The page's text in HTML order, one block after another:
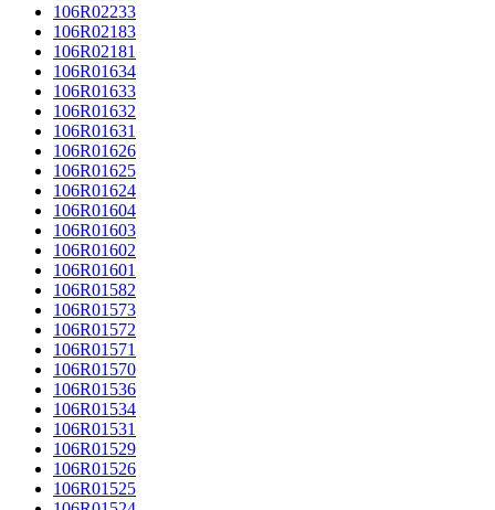
106R02233
106R02183
106R02181
106R01634
106R01633
106R01632
106R01631
106R01626
106R01625
106R01624
106R01604
106R01603
106R01602
106R01601
106R01582
106R01573
106R01572
106R01571
106R01570
106R01536
106R01534
106R01531
106R01529
106R01526
106R01525